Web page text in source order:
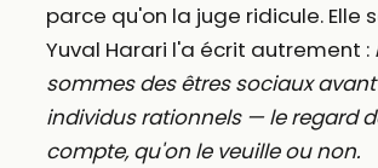
parce qu'on la juge ridicule. Elle
Yuval Harari l'a écrit autrement :
sommes des êtres sociaux
individus rationnels — le regard
compte, qu'on le veuille ou non.